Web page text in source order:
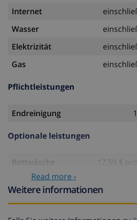
Internet
Wasser
Elektrizität
Gas
Pflichtleistungen
Endreinigung
Optionale leistungen
Bettwäsche
17,59 $
Handtücher
Haustiere
10,05 $ pro
Read more ›
Weitere informationen